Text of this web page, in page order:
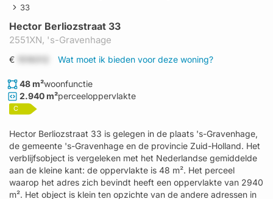
33
Hector Berliozstraat 33
2551XN, 's-Gravenhage
€ Wat moet ik bieden voor deze woning?
48 m²woonfunctie
2.940 m²perceeloppervlakte
C
Hector Berliozstraat 33 is gelegen in de plaats 's-Gravenhage,
de gemeente 's-Gravenhage en de provincie Zuid-Holland. Het
verblijfsobject is vergeleken met het Nederlandse gemiddelde
aan de kleine kant: de oppervlakte is 48 m². Het perceel
waarop het adres zich bevindt heeft een oppervlakte van 2940
m². Het object is klein ten opzichte van de andere adressen in